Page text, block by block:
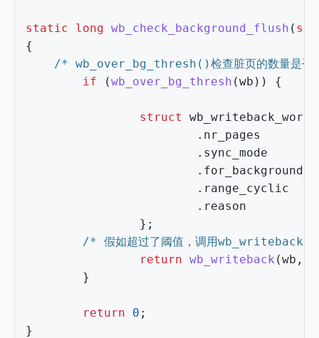
static long wb_check_background_flush (
{
/* wb_over_bg_thresh()检查脏页的数量是否
if
(wb_over_bg_thresh (wb )) {
struct wb_writeback_work
. nr_pages
. sync_mode
. for_background
. range_cyclic
. reason
};
/* 假如超过了阈值，调用
return wb_writeback (wb ,
}
return 0 ;
}